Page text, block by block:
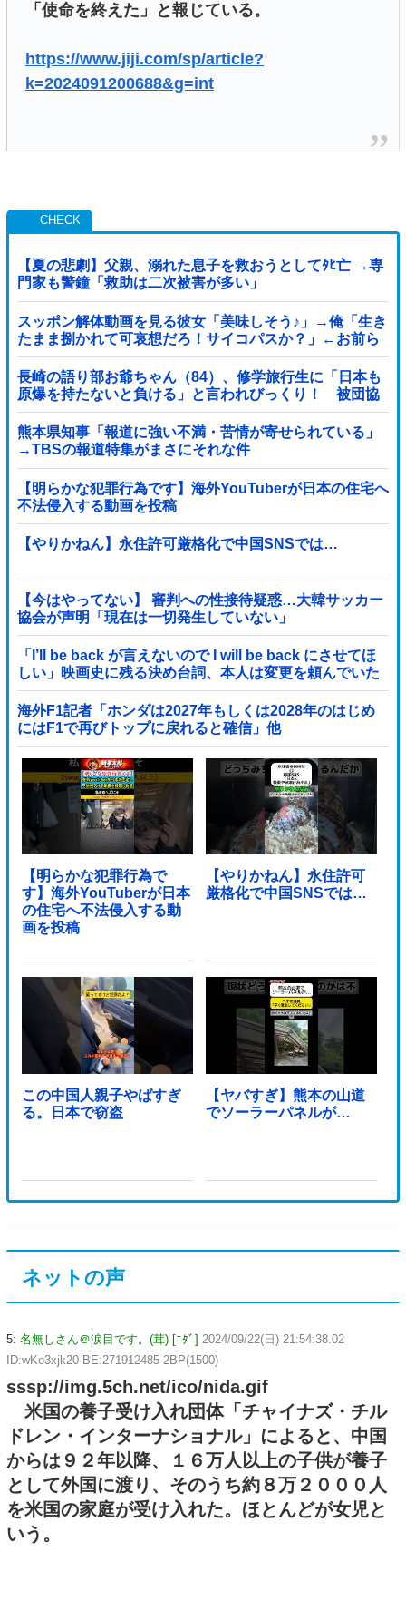
「使命を終えた」と報じている。
https://www.jiji.com/sp/article?
k=2024091200688&g=int
【夏の悲劇】父親、溺れた息子を救おうとしてﾀﾋ亡 →専
門家も警鐘「救助は二次被害が多い」
スッポン解体動画を見る彼女「美味しそう♪」→俺「生き
たまま捌かれて可哀想だろ！サイコパスか？」←お前ら
どっち？
長崎の語り部お爺ちゃん（84）、修学旅行生に「日本も
原爆を持たないと負ける」と言われびっくり！ 被団協
代表（85）も中学生に「核を持たないで日本...
熊本県知事「報道に強い不満・苦情が寄せられている」
→TBSの報道特集がまさにそれな件
【明らかな犯罪行為です】海外YouTuberが日本の住宅へ
不法侵入する動画を投稿
【やりかねん】永住許可厳格化で中国SNSでは…
【今はやってない】 審判への性接待疑惑…大韓サッカー
協会が声明「現在は一切発生していない」
「I’ll be back が言えないので I will be back にさせてほ
しい」映画史に残る決め台詞、本人は変更を頼んでいた
海外F1記者「ホンダは2027年もしくは2028年のはじめ
にはF1で再びトップに戻れると確信」他
【明らかな犯罪行為で
す】海外YouTuberが日本
の住宅へ不法侵入する動
画を投稿
【やりかねん】永住許可
厳格化で中国SNSでは…
この中国人親子やばすぎ
る。日本で窃盗
【ヤバすぎ】熊本の山道
でソーラーパネルが…
ネットの声
5: 名無しさん＠涙目です。(茸) [ﾆﾀﾞ] 2024/09/22(日) 21:54:38.02
ID:wKo3xjk20 BE:271912485-2BP(1500)
sssp://img.5ch.net/ico/nida.gif
米国の養子受け入れ団体「チャイナズ・チル
ドレン・インターナショナル」によると、中国
からは９２年以降、１６万人以上の子供が養子
として外国に渡り、そのうち約８万２０００人
を米国の家庭が受け入れた。ほとんどが女児と
いう。